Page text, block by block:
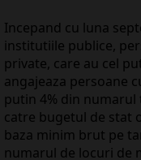
Incepand cu luna
institutiile publice,
private, care au cel
angajeaza persoane
putin 4% din
catre bugetul de stat
baza minim brut pe
numarul de locuri de